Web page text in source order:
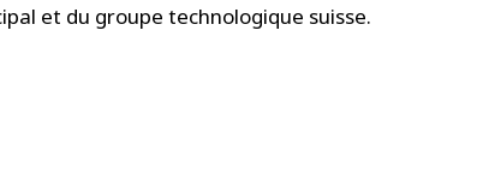
et du groupe technologique suisse.